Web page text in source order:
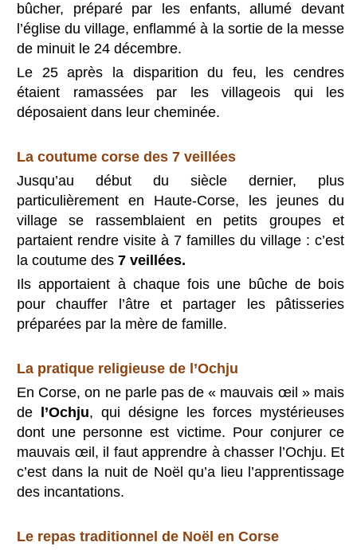
bûcher, préparé par les enfants, allumé devant
l’église du village, enflammé à la sortie de la messe
de minuit le 24 décembre.
Le 25 après la disparition du feu, les cendres
étaient ramassées par les villageois qui les
déposaient dans leur cheminée.
La coutume corse des 7 veillées
Jusqu’au début du siècle dernier, plus
particulièrement en Haute-Corse, les jeunes du
village se rassemblaient en petits groupes et
partaient rendre visite à 7 familles du village : c’est
la coutume des 7 veillées.
Ils apportaient à chaque fois une bûche de bois
pour chauffer l’âtre et partager les pâtisseries
préparées par la mère de famille.
La pratique religieuse de l’Ochju
En Corse, on ne parle pas de « mauvais œil » mais
de
l’Ochju, qui désigne les forces mystérieuses
dont une personne est victime. Pour conjurer ce
mauvais œil, il faut apprendre à chasser l’Ochju. Et
c’est dans la nuit de Noël qu’a lieu l’apprentissage
des incantations.
Le repas traditionnel de Noël en Corse